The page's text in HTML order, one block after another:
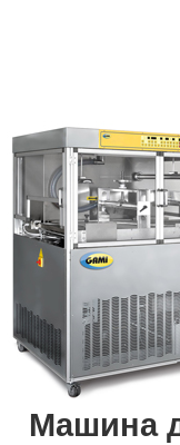
Машина